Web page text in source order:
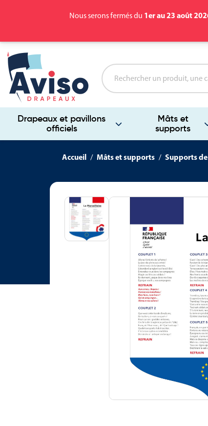
Nous serons fermés du 1er au 23 août
Drapeaux et pavillons
officiels
Mâts et
supports
Accueil Mâts et supports Supports